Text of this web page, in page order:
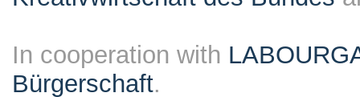
In cooperation with
Bürgerschaft.